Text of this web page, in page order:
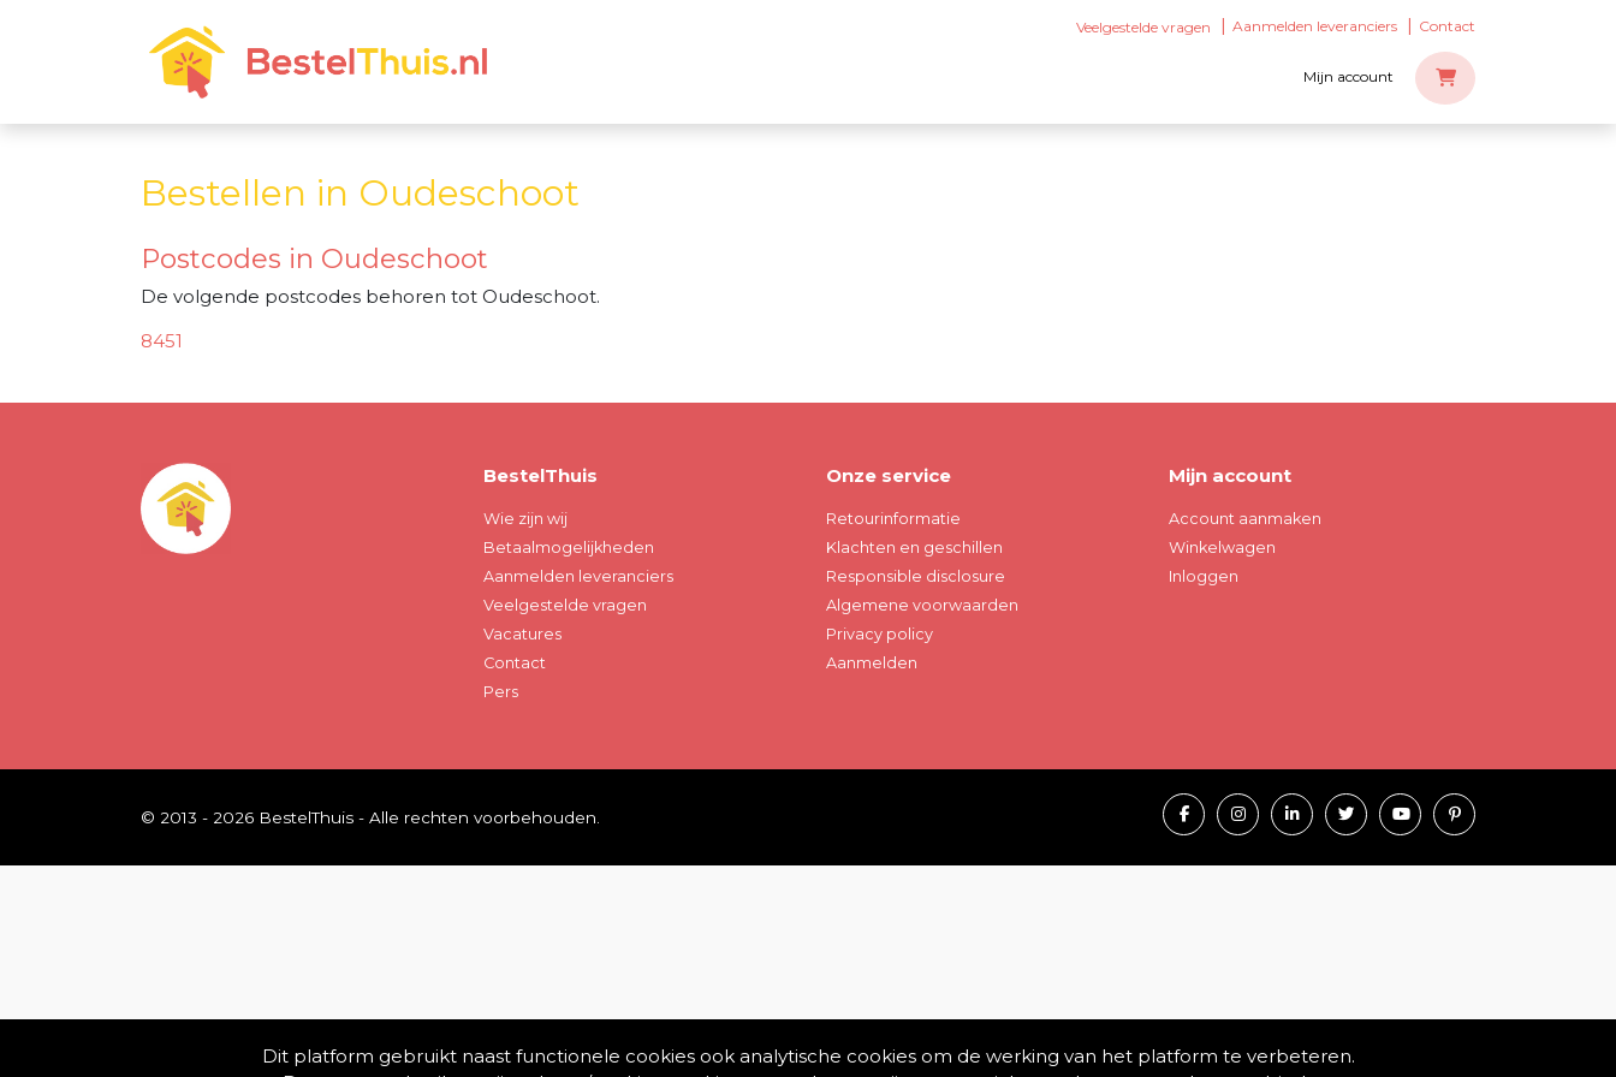
Veelgestelde vragen Aanmelden leveranciers Contact
Mijn account
Bestellen in Oudeschoot
Postcodes in Oudeschoot
De volgende postcodes behoren tot Oudeschoot.
8451
BestelThuis
Wie zijn wij
Betaalmogelijkheden
Aanmelden leveranciers
Veelgestelde vragen
Vacatures
Contact
Pers
Onze service
Retourinformatie
Klachten en geschillen
Responsible disclosure
Algemene voorwaarden
Privacy policy
Aanmelden
Mijn account
Account aanmaken
Winkelwagen
Inloggen
© 2013 - 2026 BestelThuis - Alle rechten voorbehouden.
Dit platform gebruikt naast functionele cookies ook analytische cookies om de werking van het platform te verbeteren.